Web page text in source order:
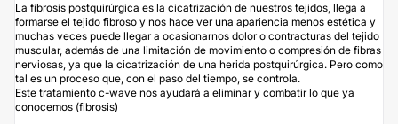
La fibrosis postquirúrgica es la cicatrización de nuestros tejidos, llega a
formarse el tejido fibroso y nos hace ver una apariencia menos estética y
muchas veces puede llegar a ocasionarnos dolor o contracturas del tejido
muscular, además de una limitación de movimiento o compresión de fibras
nerviosas, ya que la cicatrización de una herida postquirúrgica. Pero como
tal es un proceso que, con el paso del tiempo, se controla.
Este tratamiento c-wave nos ayudará a eliminar y combatir lo que ya
conocemos (fibrosis)